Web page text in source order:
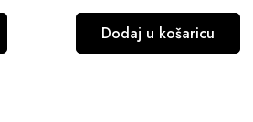
Dodaj u košaricu